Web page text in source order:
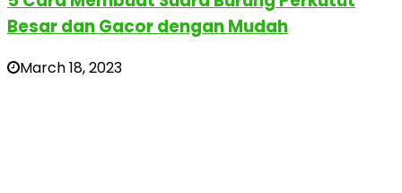
Besar dan Gacor dengan Mudah
March 18, 2023